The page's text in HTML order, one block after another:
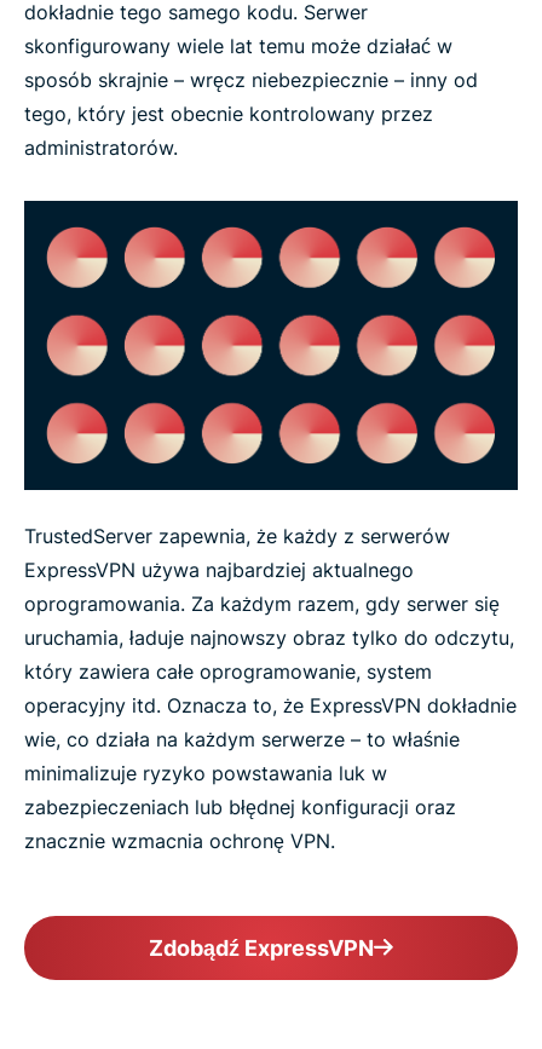
dokładnie tego samego kodu. Serwer
skonfigurowany wiele lat temu może działać w
sposób skrajnie – wręcz niebezpiecznie – inny od
tego, który jest obecnie kontrolowany przez
administratorów.
TrustedServer zapewnia, że każdy z serwerów
ExpressVPN używa najbardziej aktualnego
oprogramowania. Za każdym razem, gdy serwer się
uruchamia, ładuje najnowszy obraz tylko do odczytu,
który zawiera całe oprogramowanie, system
operacyjny itd. Oznacza to, że ExpressVPN dokładnie
wie, co działa na każdym serwerze – to właśnie
minimalizuje ryzyko powstawania luk w
zabezpieczeniach lub błędnej konfiguracji oraz
znacznie wzmacnia ochronę VPN.
Zdobądź ExpressVPN